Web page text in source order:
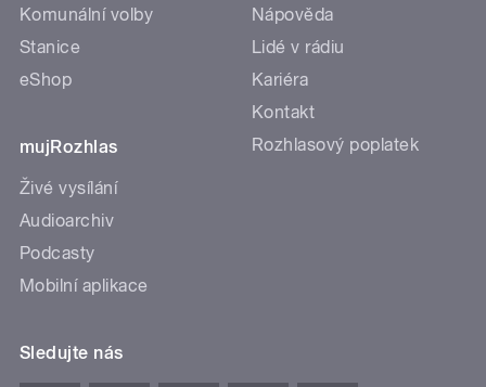
Komunální volby
Stanice
eShop
mujRozhlas
Živé vysílání
Audioarchiv
Podcasty
Mobilní aplikace
Nápověda
Lidé v rádiu
Kariéra
Kontakt
Rozhlasový poplatek
Sledujte nás